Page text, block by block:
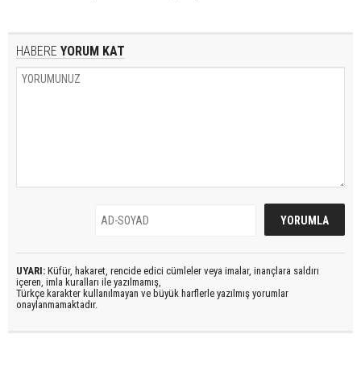
HABERE YORUM KAT
UYARI: Küfür, hakaret, rencide edici cümleler veya imalar, inançlara saldırı
içeren, imla kuralları ile yazılmamış,
Türkçe karakter kullanılmayan ve büyük harflerle yazılmış yorumlar
onaylanmamaktadır.